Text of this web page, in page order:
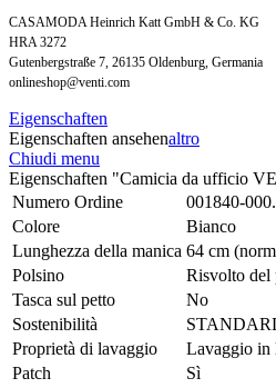
CASAMODA Heinrich Katt GmbH & Co. KG
HRA 3272
Gutenbergstraße 7, 26135 Oldenburg, Germania
onlineshop@venti.com
Eigenschaften
Eigenschaften ansehenaltro
Chiudi menu
Eigenschaften "Camicia da ufficio
Numero Ordine
001840-
Colore
Bianco
Lunghezza della manica 64 cm
Polsino
Risvolto del
Tasca sul petto
No
Sostenibilità
Proprietà di lavaggio
Lavaggio in
Patch
Sì